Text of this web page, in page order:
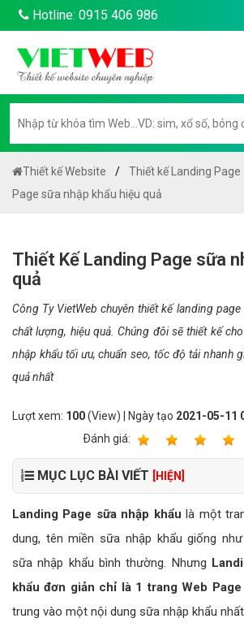
Hotline: 0915 406 986
Thiết kế Website Thiết kế Landing Page
Page sữa nhập khẩu hiệu quả
Thiết Kế Landing Page sữa
quả
Công Ty VietWeb chuyên thiết kế landing page
chất lượng, hiệu quả. Chúng đôi sẽ thiết kế
nhập khẩu tối ưu, chuẩn seo, tốc độ tải nhanh
quả nhất
Lượt xem: 100(View) | Ngày tạo 2021-05-11
Ðánh giá:
MỤC LỤC BÀI VIẾT [HIỆN]
Landing Page sữa nhập khẩu là một
dung, tên miền sữa nhập khẩu giống
sữa nhập khẩu bình thường. Nhưng
khẩu đơn giản chỉ là 1 trang Web Page
trung vào một nội dung sữa nhập khẩu